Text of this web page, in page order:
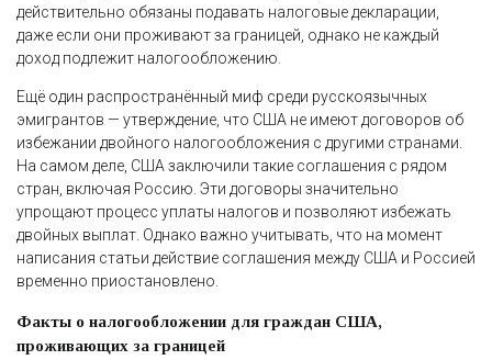
действительно обязаны подавать налоговые декларации,
даже если они проживают за границей, однако не каждый
доход подлежит налогообложению.
Ещё один распространённый миф среди русскоязычных
эмигрантов — утверждение, что США не имеют договоров об
избежании двойного налогообложения с другими странами.
На самом деле, США заключили такие соглашения с рядом
стран, включая Россию. Эти договоры значительно
упрощают процесс уплаты налогов и позволяют избежать
двойных выплат. Однако важно учитывать, что на момент
написания статьи действие соглашения между США и Россией
временно приостановлено.
Факты о налогообложении для граждан США,
проживающих за границей